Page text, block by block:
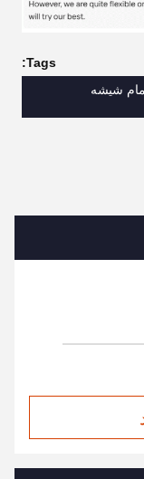
Tags:
شیشه